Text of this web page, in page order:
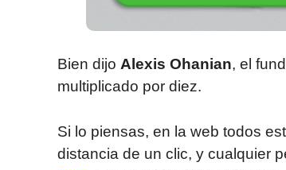
Bien dijo Alexis Ohanian, el
multiplicado por diez.
Si lo piensas, en la web todos
distancia de un clic, y cualquier